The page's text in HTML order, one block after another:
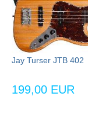
Jay Turser JTB 402
199,00 EUR